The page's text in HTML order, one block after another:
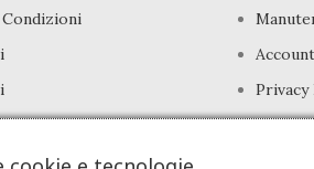
Account
Privacy